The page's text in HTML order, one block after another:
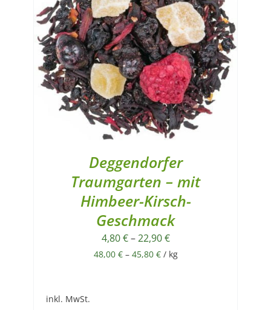
Deggendorfer
Traumgarten – mit
Himbeer-Kirsch-
Geschmack
4,80€–22,90€
48,00 €– 45,80 €/ kg
inkl. MwSt.